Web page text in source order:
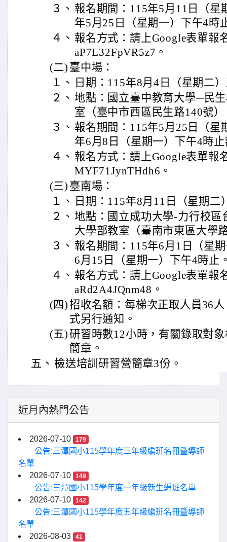
３、 報名期間：115年5月11日（星
年5月25日（星期一）下午4時
４、 報名方式：請上Google表單報
aP7E32FpVR5z7。
(二) 臺中場：
１、
日期：115年8月4日（星期二
２、 地點：國立臺中教育大學─民
室（臺中市西區民生路140號
３、 報名期間：115年5月25日（星
年6月8日（星期一）下午4時
４、 報名方式：請上Google表單報
MYF71JynTHdh6。
(三) 臺南場：
１、
日期：115年8月11日（星期二
２、 地點：國立成功大學-力行校區
大學部教室（臺南市東區大學
３、 報名期間：115年6月1日（星
6月15日（星期一）下午4時止
４、 報名方式：請上Google表單報
aRd2A4JQnm48。
(四)招收名額：每梯次正取人員36
式另行通知。
(五)研習時數12小時，有關錄取對
簡章。
五、 檢送培訓研習營簡章3份。
近月內熱門公告
2026-07-10 179
公告:三潭國小115學年度三年級編班名冊暨導師
名單
2026-07-10
149
公告:三潭國小115學年度一年級新生編班名單
2026-07-10
142
公告:三潭國小115學年度五年級編班名冊暨導師
名單
2026-08-03
41